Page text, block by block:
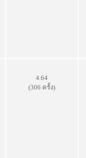
4.64
(306 ครั้ง)